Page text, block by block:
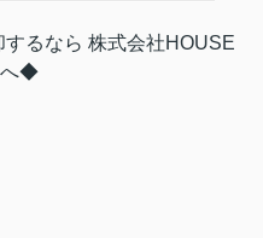
るなら 株式会社HOUSE
へ◆